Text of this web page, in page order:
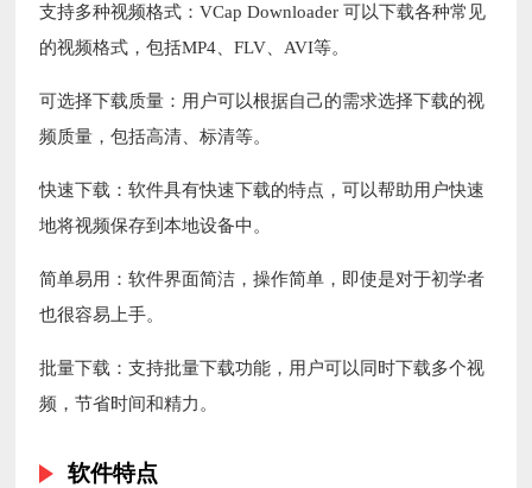
支持多种视频格式：VCap Downloader 可以下载各种常见
的视频格式，包括MP4、FLV、AVI等。
可选择下载质量：用户可以根据自己的需求选择下载的视
频质量，包括高清、标清等。
快速下载：软件具有快速下载的特点，可以帮助用户快速
地将视频保存到本地设备中。
简单易用：软件界面简洁，操作简单，即使是对于初学者
也很容易上手。
批量下载：支持批量下载功能，用户可以同时下载多个视
频，节省时间和精力。
软件特点